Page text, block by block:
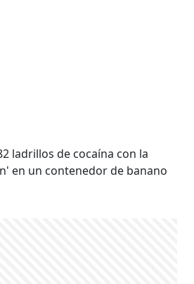
ladrillos de cocaína con la
en un contenedor de banano